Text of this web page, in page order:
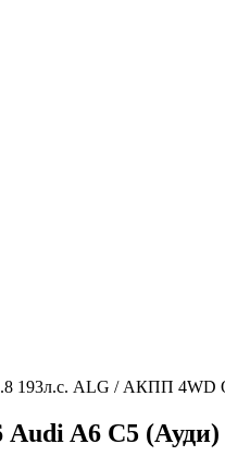
193л.с. ALG / АКПП 4WD
Audi A6 C5